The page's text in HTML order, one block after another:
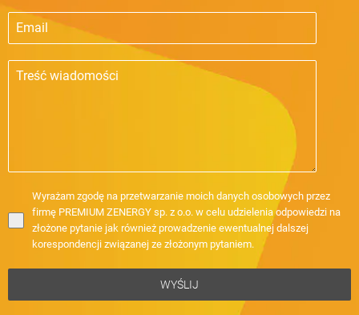
Wyrażam zgodę na przetwarzanie moich danych osobowych przez
firmę PREMIUM ZENERGY sp. z o.o. w celu udzielenia odpowiedzi na
złożone pytanie jak również prowadzenie ewentualnej dalszej
korespondencji związanej ze złożonym pytaniem.
WYŚLIJ